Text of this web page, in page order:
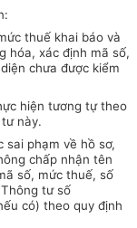
thuế khai báo và
hóa, xác định mã số,
chưa được kiểm
hiện tương tự theo
này.
sai phạm về hồ sơ,
chấp nhận tên
số, mức thuế, số
tư số
có) theo quy định